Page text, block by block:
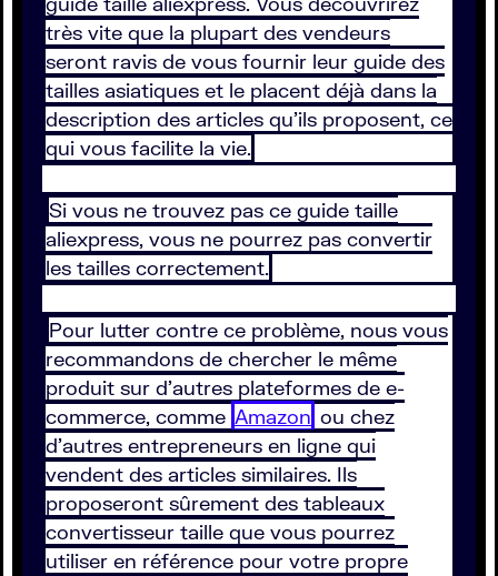
très vite que la plupart des vendeurs
seront ravis de vous fournir leur guide des
tailles asiatiques et le placent déjà dans la
description des articles qu’ils proposent, ce
qui vous facilite la vie.
Si vous ne trouvez pas ce guide taille
aliexpress, vous ne pourrez pas convertir
les tailles correctement.
Pour lutter contre ce problème, nous vous
recommandons de chercher le même
produit sur d’autres plateformes de e-
commerce, comme Amazon ou chez
d’autres entrepreneurs en ligne qui
vendent des articles similaires. Ils
proposeront sûrement des tableaux
convertisseur taille que vous pourrez
utiliser en référence pour votre propre